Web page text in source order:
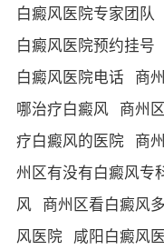
白癜风医院专家团队
白癜风医院预约挂号
白癜风医院电话 商
哪治疗白癜风 商州
疗白癜风的医院 商
州区有没有白癜风专
风 商州区看白癜风
风医院 咸阳白癜风